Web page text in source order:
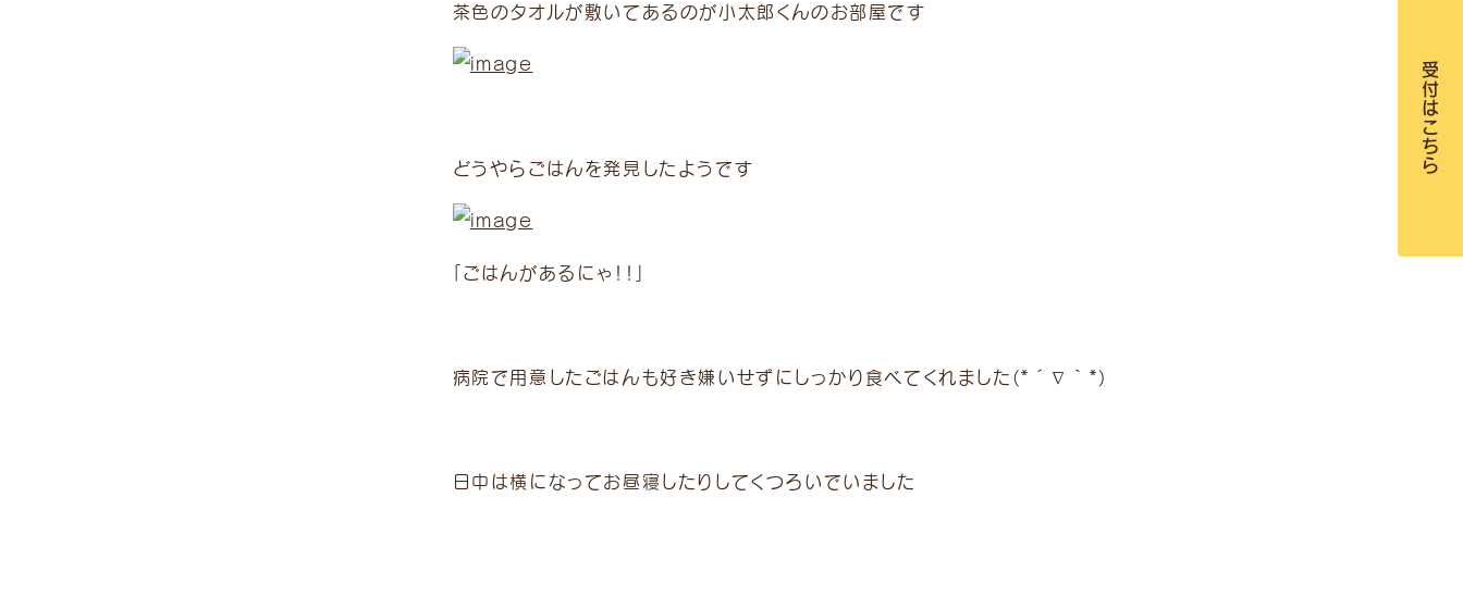
茶色のタオルが敷いてあるのが小太郎くんのお部屋です
どうやらごはんを発見したようです
「ごはんがあるにゃ！！」
病院で用意したごはんも好き嫌いせずにしっかり食べてくれました(*´∇｀*)
日中は横になってお昼寝したりしてくつろいでいました
受付はこちら